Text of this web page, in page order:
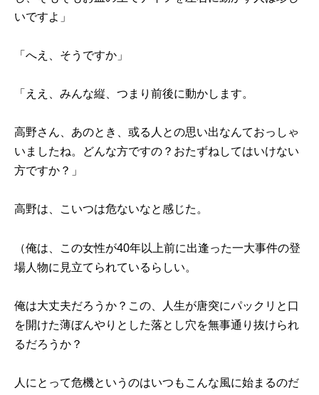
いですよ」
「へえ、そうですか」
「ええ、みんな縦、つまり前後に動かします。
高野さん、あのとき、或る人との思い出なんておっしゃ
いましたね。どんな方ですの？おたずねしてはいけない
方ですか？」
高野は、こいつは危ないなと感じた。
（俺は、この女性が40年以上前に出逢った一大事件の登
場人物に見立てられているらしい。
俺は大丈夫だろうか？この、人生が唐突にパックリと口
を開けた薄ぼんやりとした落とし穴を無事通り抜けられ
るだろうか？
人にとって危機というのはいつもこんな風に始まるのだ